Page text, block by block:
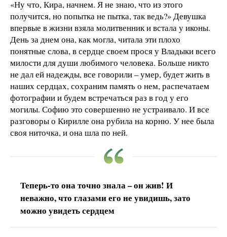
«Ну что, Кира, начнем. Я не знаю, что из этого
получится, но попытка не пытка, так ведь?» Девушка
впервые в жизни взяла молитвенник и встала у иконы.
День за днем она, как могла, читала эти плохо
понятные слова, в сердце своем прося у Владыки всего
милости для души любимого человека. Больше никто
не дал ей надежды, все говорили – умер, будет жить в
наших сердцах, сохраним память о нем, распечатаем
фотографии и будем встречаться раз в год у его
могилы. Софию это совершенно не устраивало. И все
разговоры о Кирилле она рубила на корню. У нее была
своя ниточка, и она шла по ней.
Теперь-то она точно знала – он жив! И
неважно, что глазами его не увидишь, зато
можно увидеть сердцем